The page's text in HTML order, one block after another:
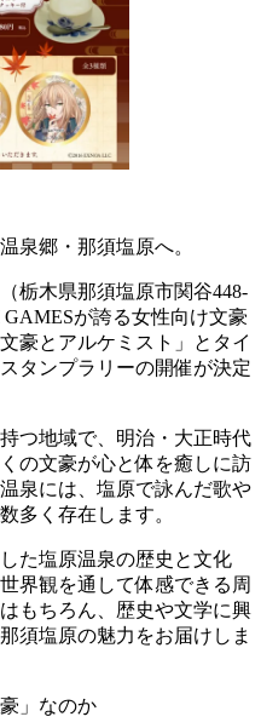
泉郷・那須塩原へ。
栃木県那須塩原市関谷448-
が誇る女性向け文豪
豪とアルケミスト」とタイ
タンプラリーの開催が決定
つ地域で、明治・大正時代
の文豪が心と体を癒しに訪
泉には、塩原で詠んだ歌や
多く存在します。
た塩原温泉の歴史と文化
界観を通して体感できる周
もちろん、歴史や文学に興
須塩原の魅力をお届けしま
」なのか